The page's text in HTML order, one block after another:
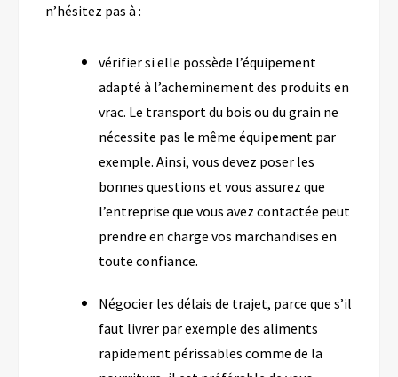
n’hésitez pas à :
vérifier si elle possède l’équipement
adapté à l’acheminement des produits en
vrac. Le transport du bois ou du grain ne
nécessite pas le même équipement par
exemple. Ainsi, vous devez poser les
bonnes questions et vous assurez que
l’entreprise que vous avez contactée peut
prendre en charge vos marchandises en
toute confiance.
Négocier les délais de trajet, parce que s’il
faut livrer par exemple des aliments
rapidement périssables comme de la